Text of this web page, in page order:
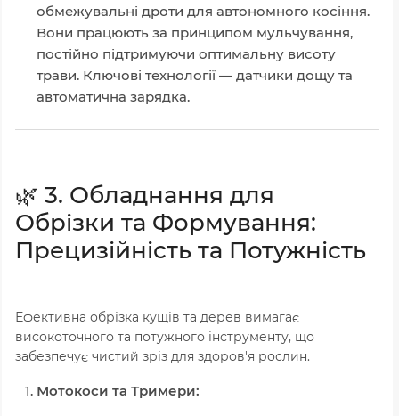
обмежувальні дроти для автономного косіння.
Вони працюють за принципом мульчування,
постійно підтримуючи оптимальну висоту
трави. Ключові технології — датчики дощу та
автоматична зарядка.
🌿 3. Обладнання для
Обрізки та Формування:
Прецизійність та Потужність
Ефективна обрізка кущів та дерев вимагає
високоточного та потужного інструменту, що
забезпечує чистий зріз для здоров'я рослин.
Мотокоси та Тримери: